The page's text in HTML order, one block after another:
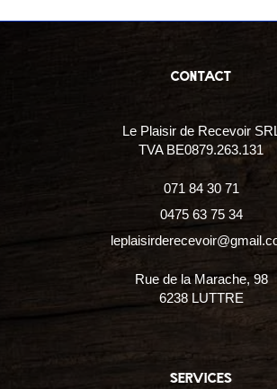
contact
Le Plaisir de Recevoir
TVA BE0879.263.131
071 84 30 71
0475 63 75 34
Rue de la Marache, 98
6238 LUTTRE
services